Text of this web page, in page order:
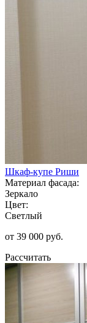
Шкаф-купе Риши
Материал фасада:
Зеркало
Цвет:
Светлый
от 39 000 руб.
Рассчитать